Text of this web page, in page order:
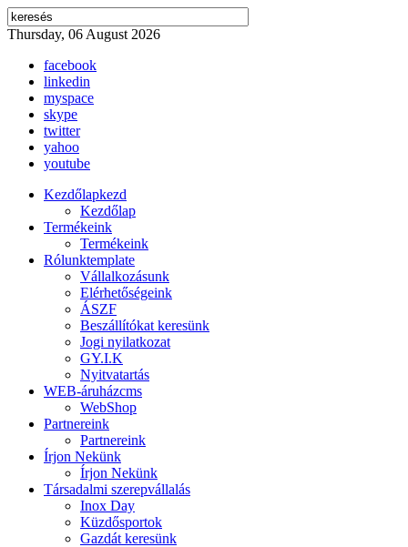
Thursday, 06 August 2026
facebook
linkedin
myspace
skype
twitter
yahoo
youtube
Kezdőlapkezd
Kezdőlap
Termékeink
Termékeink
Rólunktemplate
Vállalkozásunk
Elérhetőségeink
ÁSZF
Beszállítókat keresünk
Jogi nyilatkozat
GY.I.K
Nyitvatartás
WEB-áruházcms
WebShop
Partnereink
Partnereink
Írjon Nekünk
Írjon Nekünk
Társadalmi szerepvállalás
Inox Day
Küzdősportok
Gazdát keresünk